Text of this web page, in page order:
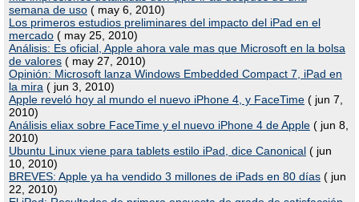
semana de uso ( may 6, 2010)
Los primeros estudios preliminares del impacto del iPad en el
mercado ( may 25, 2010)
Análisis: Es oficial, Apple ahora vale mas que Microsoft en la bolsa
de valores ( may 27, 2010)
Opinión: Microsoft lanza Windows Embedded Compact 7, iPad en
la mira ( jun 3, 2010)
Apple reveló hoy al mundo el nuevo iPhone 4, y FaceTime ( jun 7,
2010)
Análisis eliax sobre FaceTime y el nuevo iPhone 4 de Apple ( jun 8,
2010)
Ubuntu Linux viene para tablets estilo iPad, dice Canonical ( jun
10, 2010)
BREVES: Apple ya ha vendido 3 millones de iPads en 80 días ( jun
22, 2010)